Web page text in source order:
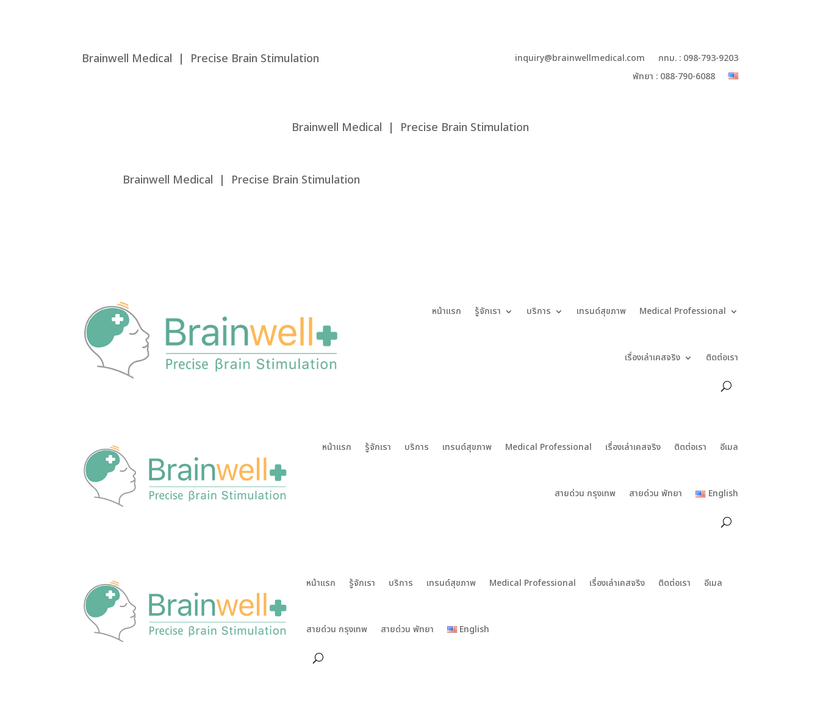
Brainwell Medical | Precise Brain Stimulation inquiry@brainwellmedical.com
กทม. : 098-793-9203
พัทยา : 088-790-6088
Brainwell Medical | Precise Brain Stimulation
Brainwell Medical | Precise Brain Stimulation
หน้าแรก รู้จักเรา บริการ เทรนด์สุขภาพ Medical Professional
เรื่องเล่าเคสจริง ติดต่อเรา
หน้าแรก รู้จักเรา บริการ เทรนด์สุขภาพ Medical Professional เรื่องเล่าเคสจริง ติดต่อเรา อีเมล
สายด่วน กรุงเทพ สายด่วน พัทยา English
หน้าแรก รู้จักเรา บริการ เทรนด์สุขภาพ Medical Professional เรื่องเล่าเคสจริง ติดต่อเรา อีเมล
สายด่วน กรุงเทพ สายด่วน พัทยา English